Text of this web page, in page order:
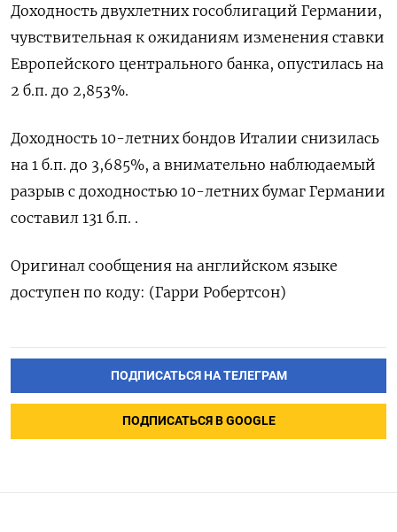
Доходность двухлетних гособлигаций Германии,
чувствительная к ожиданиям изменения ставки
Европейского центрального банка, опустилась на
2 б.п. до 2,853%.
Доходность 10-летних бондов Италии снизилась
на 1 б.п. до 3,685%, а внимательно наблюдаемый
разрыв с доходностью 10-летних бумаг Германии
составил 131 б.п. .
Оригинал сообщения на английском языке
доступен по коду: (Гарри Робертсон)
ПОДПИСАТЬСЯ НА ТЕЛЕГРАМ
ПОДПИСАТЬСЯ В GOOGLE